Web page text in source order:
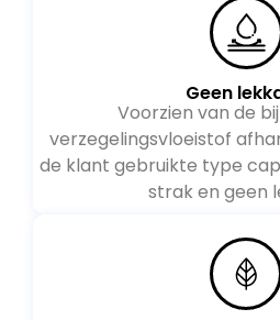
Geen
Voorzien van de
verzegelingsvloeistof
de klant gebruikte type
strak en geen